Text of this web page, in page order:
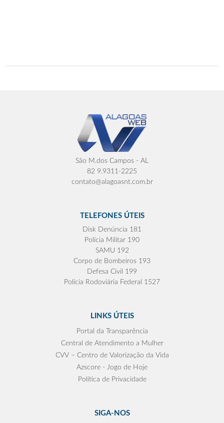
São M.dos Campos - AL
82 9.9311-2225
contato@alagoasnt.com.br
TELEFONES ÚTEIS
Disk Denúncia 181
Polícia Militar 190
SAMU 192
Corpo de Bombeiros 193
Defesa Civil 199
Polícia Rodoviária Federal 1527
LINKS ÚTEIS
Portal da Transparência
Central de Atendimento a Mulher
CVV – Centro de Valorização da Vida
Azscore - Jogo de Hoje
Política de Privacidade
SIGA-NOS